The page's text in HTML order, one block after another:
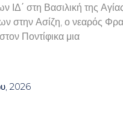
ΙΔ΄ στη Βασιλική της
στην Ασίζη, ο νεαρός
Ποντίφικα μια
2026